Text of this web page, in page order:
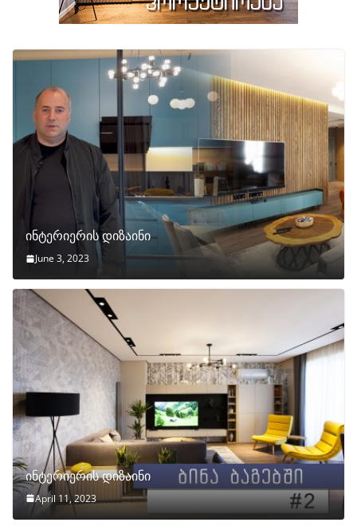
ინტერიერის დიზაინი
June 3, 2023
ინტერიერის დიზაინი
April 11, 2023